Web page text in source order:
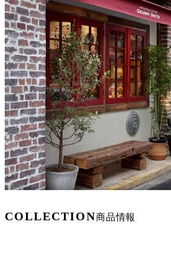
COLLECTION商品情報